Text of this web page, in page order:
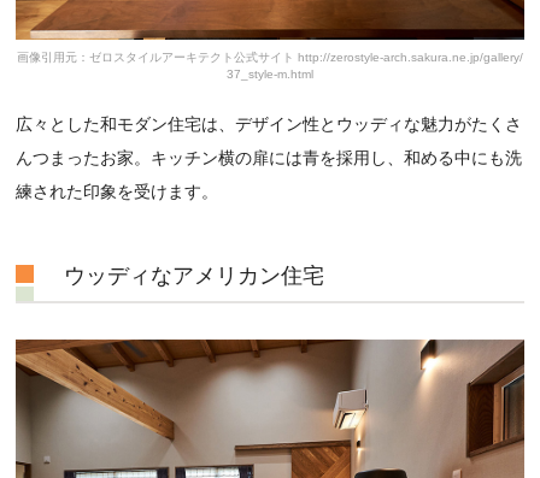
画像引用元：ゼロスタイルアーキテクト公式サイト http://zerostyle-arch.sakura.ne.jp/gallery/
37_style-m.html
広々とした和モダン住宅は、デザイン性とウッディな魅力がたくさ
んつまったお家。キッチン横の扉には青を採用し、和める中にも洗
練された印象を受けます。
ウッディなアメリカン住宅